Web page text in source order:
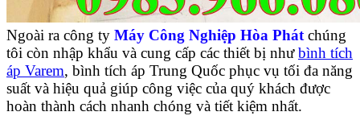
Ngoài ra công ty Máy Công Nghiệp Hòa Phátchúng
tôi còn nhập khẩu và cung cấp các thiết bị nhưbình tích
áp Varem, bình tích áp Trung Quốc phục vụ tối đa năng
suất và hiệu quả giúp công việc của quý khách được
hoàn thành cách nhanh chóng và tiết kiệm nhất.